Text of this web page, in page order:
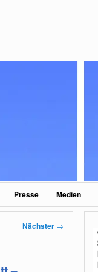
Presse Medien
Nächster →